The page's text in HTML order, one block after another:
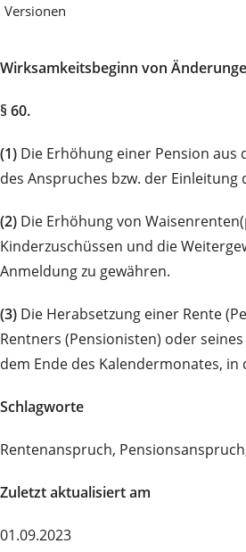
Versionen
Wirksamkeitsbeginn von
§ 60.
(1) Die Erhöhung einer Pension
des Anspruches bzw. der
(2) Die Erhöhung von
Kinderzuschüssen und die
Anmeldung zu gewähren.
(3) Die Herabsetzung einer Rente
Rentners (Pensionisten) oder seines
dem Ende des Kalendermonates,
Schlagworte
Rentenanspruch,
Zuletzt aktualisiert am
01.09.2023